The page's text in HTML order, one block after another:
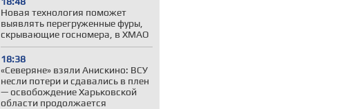
Новая технология поможет
выявлять перегруженные фуры,
скрывающие госномера, в ХМАО
18:38
«Северяне» взяли Анискино: ВСУ
несли потери и сдавались в плен
— освобождение Харьковской
области продолжается